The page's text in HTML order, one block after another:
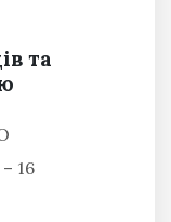
та
16